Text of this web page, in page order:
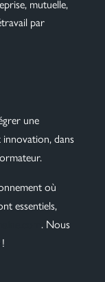
mutuelle,
par
une
dans
où
essentiels,
. Nous